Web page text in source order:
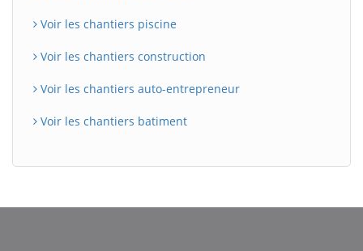
Voir les chantiers piscine
Voir les chantiers construction
Voir les chantiers auto-entrepreneur
Voir les chantiers batiment